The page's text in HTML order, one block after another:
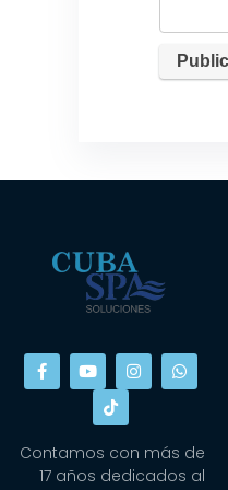
Contamos con más de
17 años dedicados al